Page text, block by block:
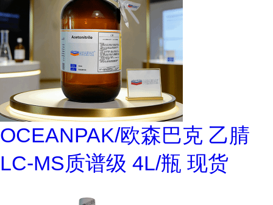
OCEANPAK/欧森巴克 乙腈
LC-MS质谱级 4L/瓶 现货